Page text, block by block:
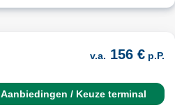
v.a. 156 € p.P.
Aanbiedingen / Keuze terminal